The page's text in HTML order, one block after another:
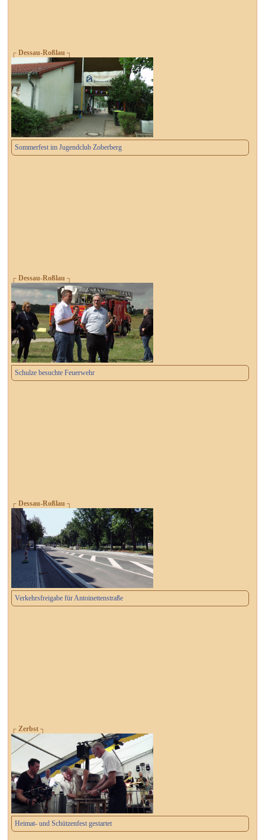
┌ Dessau-Roßlau ┐
Sommerfest im Jugendclub Zoberberg
┌ Dessau-Roßlau ┐
Schulze besuchte Feuerwehr
┌ Dessau-Roßlau ┐
Verkehrsfreigabe für Antoinettenstraße
┌ Zerbst ┐
Heimat- und Schützenfest gestartet